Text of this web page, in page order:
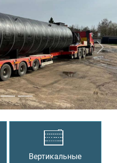
Вертикальные